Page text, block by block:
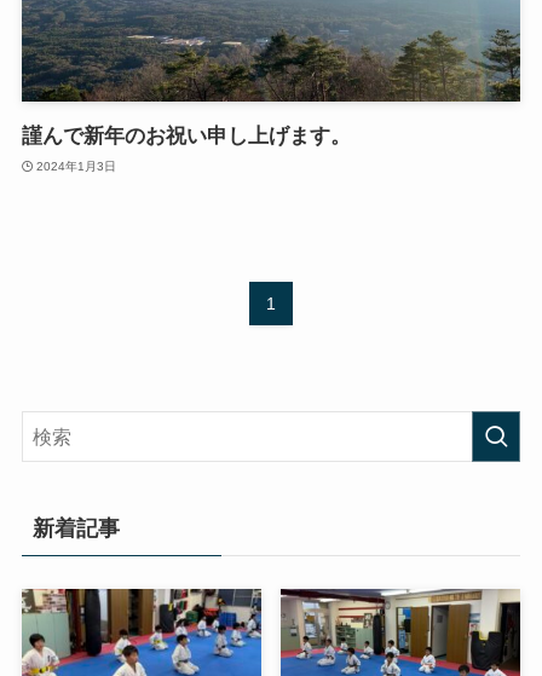
謹んで新年のお祝い申し上げます。
2024年1月3日
1
新着記事